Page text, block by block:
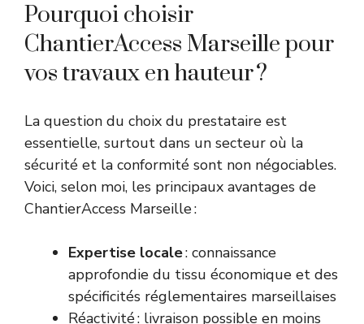
Pourquoi choisir
ChantierAccess Marseille pour
vos travaux en hauteur ?
La question du choix du prestataire est
essentielle, surtout dans un secteur où la
sécurité et la conformité sont non négociables.
Voici, selon moi, les principaux avantages de
ChantierAccess Marseille :
Expertise locale: connaissance
approfondie du tissu économique et des
spécificités réglementaires marseillaises
Réactivité : livraison possible en moins